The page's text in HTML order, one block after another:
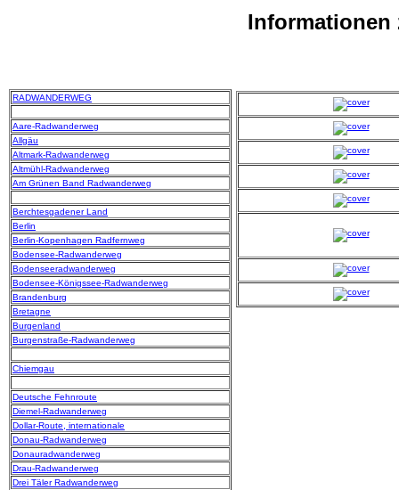
Informationen
RADWANDERWEG
Aare-Radwanderweg
Allgäu
Altmark-Radwanderweg
Altmühl-Radwanderweg
Am Grünen Band Radwanderweg
Berchtesgadener Land
Berlin
Berlin-Kopenhagen Radfernweg
Bodensee-Radwanderweg
Bodenseeradwanderweg
Bodensee-Königssee-Radwanderweg
Brandenburg
Bretagne
Burgenland
Burgenstraße-Radwanderweg
Chiemgau
Deutsche Fehnroute
Diemel-Radwanderweg
Dollar-Route, internationale
Donau-Radwanderweg
Donauradwanderweg
Drau-Radwanderweg
Drei Täler Radwanderweg